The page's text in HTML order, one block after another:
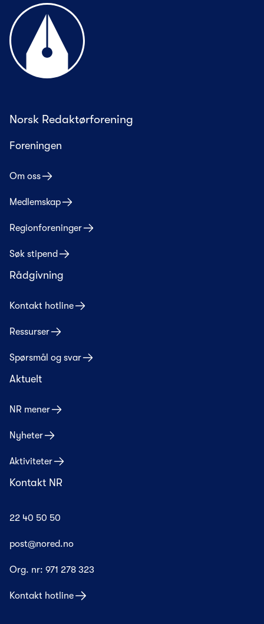
Til forsiden
Norsk Redaktørforening
Foreningen
Om oss
Medlemskap
Regionforeninger
Søk stipend
Rådgivning
Kontakt hotline
Ressurser
Spørsmål og svar
Aktuelt
NR mener
Nyheter
Aktiviteter
Kontakt NR
22 40 50 50
post@nored.no
Org. nr: 971 278 323
Kontakt hotline